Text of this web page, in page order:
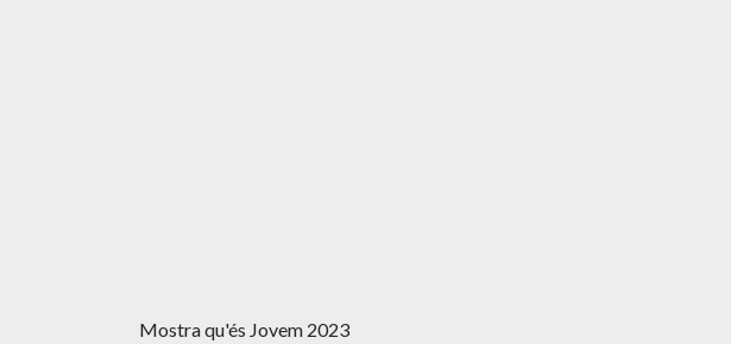
Mostra qu'és Jovem 2023